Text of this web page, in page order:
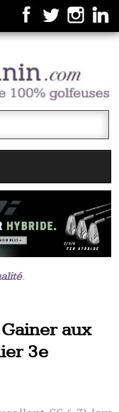
.
aux
3e